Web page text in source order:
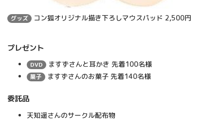
グッズ コン狐オリジナル描き下ろしマウスパッド 2,500円
プレゼント
DVD ますずさんと耳かき 先着100名様
菓子 ますずさんのお菓子 先着140名様
委託品
天知遥さんのサークル配布物